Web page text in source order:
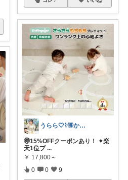
うらら🤍⌇🉐かわいい暮らし
🉐15%OFFクーポンあり！ ✦楽
天1位プ ...
￥ 17,800～
0 0 9